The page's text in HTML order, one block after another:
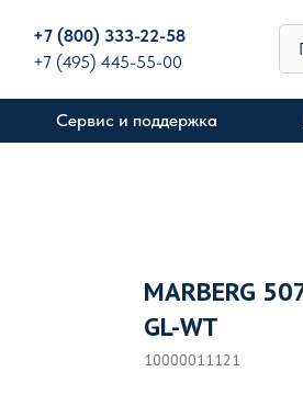
Сервис и поддержка
+7 (800) 333-22-58
+7 (495) 445-55-00
MARBERG
GL-WT
10000011121